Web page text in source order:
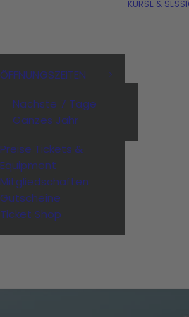
ÖFFNUNGSZEITEN
Nächste 7 Tage
Ganzes Jahr
Preise Tickets &
Equipment
Mitgliedschaften
Gutscheine
Ticket Shop
KURSE &